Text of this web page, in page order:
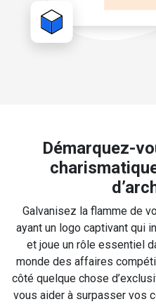
Démarquez-
Galvanisez la flamme de
ayant un logo captivant qui
et joue un rôle essentiel
monde des affaires
côté quelque chose
vous aider à surpasser vos